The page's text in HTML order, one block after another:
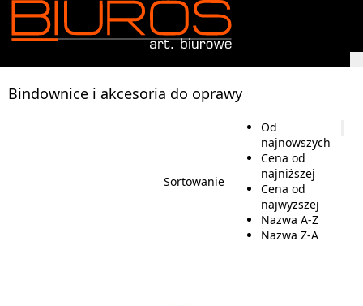
Bindownice i akcesoria do oprawy
Sortowanie
Od
najnowszych
Cena od
najniższej
Cena od
najwyższej
Nazwa A-Z
Nazwa Z-A